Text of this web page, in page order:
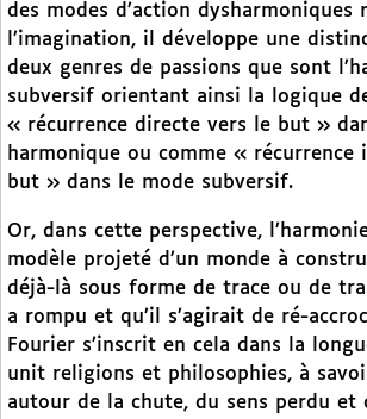
des modes d’action dysharmoniques
l’imagination, il développe une
deux genres de passions que sont
subversif orientant ainsi la logique
« récurrence directe vers le but »
harmonique ou comme « récurrence
but » dans le mode subversif.
Or, dans cette perspective,
modèle projeté d’un monde à
déjà-là sous forme de trace ou de
a rompu et qu’il s’agirait de ré-
Fourier s’inscrit en cela dans la
unit religions et philosophies, à
autour de la chute, du sens perdu et